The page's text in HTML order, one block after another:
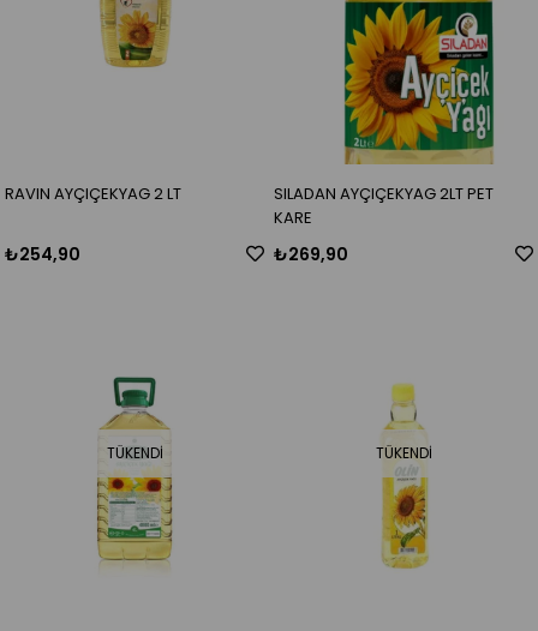
RAVIN AYÇIÇEKYAG 2 LT
₺254,90
SILADAN AYÇIÇEKYAG 2LT PET
KARE
₺269,90
TÜKENDI TÜKENDI